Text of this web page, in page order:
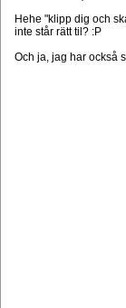
Hehe "klipp dig och
inte står rätt til? :P
Och ja, jag har också